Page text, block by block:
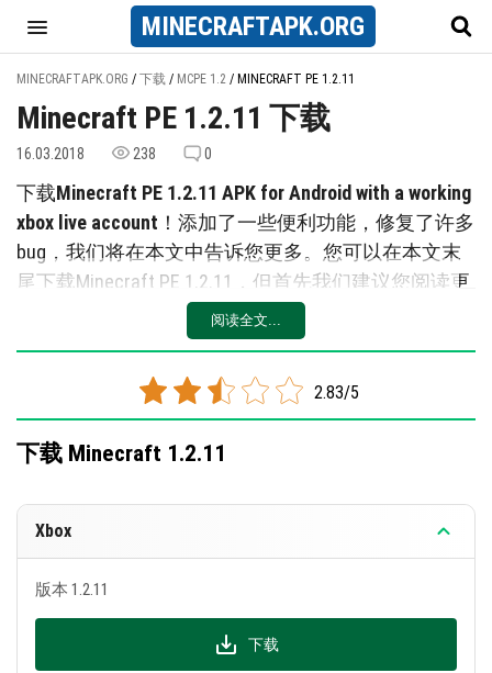
MINECRAFTAPK.ORG
MINECRAFTAPK.ORG / 下载 / MCPE 1.2 / MINECRAFT PE 1.2.11
Minecraft PE 1.2.11 下载
16.03.2018 238 0
下载Minecraft PE 1.2.11 APK for Android with a working
xbox live account ！添加了一些便利功能，修复了许多
bug，我们将在本文中告诉您更多。您可以在本文末
尾下载Minecraft PE 1.2.11，但首先我们建议您阅读更
关于Minecraft 1.2.11.4更新的主要内
在早期版本中，玩家无法将完整堆叠的物品移动
到箱子中或从中移动。使用Pocket UI，这个问题
藤蔓不再悬挂在空中，如果它们没有连接到任何
方块
纠正了活塞的错误操作：您将不再遇到它们的意
外激活，这将使您能够建造更可靠的机制。
阅读全文...
2.83/5
下载 Minecraft 1.2.11
Xbox
版本 1.2.11
下载